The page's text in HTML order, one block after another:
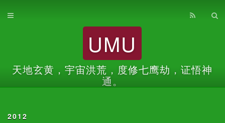
UMU
天地玄黄，宇宙洪荒，度修七鹰劫，证悟神
通。
2012
首页
关于